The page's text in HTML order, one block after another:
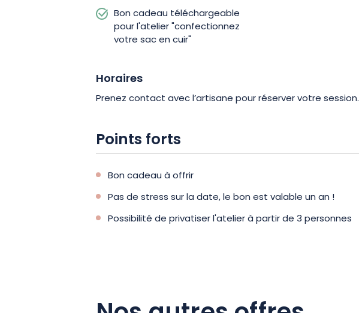
Bon cadeau téléchargeable
pour l'atelier "confectionnez
votre sac en cuir"
Horaires
Prenez contact avec l’artisane pour réserver votre session.
Points forts
Bon cadeau à offrir
Pas de stress sur la date, le bon est valable un an !
Possibilité de privatiser l'atelier à partir de 3 personnes